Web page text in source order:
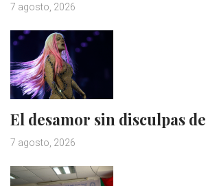
7 agosto, 2026
El desamor sin disculpas
7 agosto, 2026